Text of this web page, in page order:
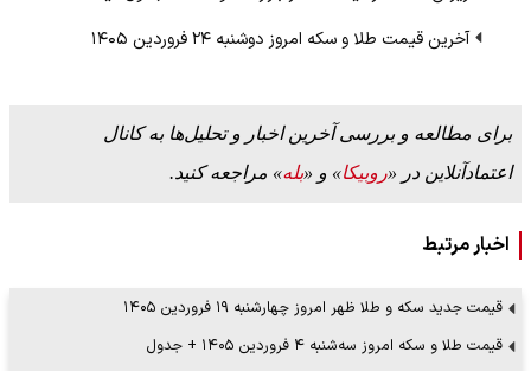
آخرین قیمت طلا و سکه امروز دوشنبه ۲۴ فروردین ۱۴۰۵
برای مطالعه و بررسی آخرین اخبار و تحلیل‌ها به کانال
اعتمادآنلاین در «روبیکا» و «بله» مراجعه کنید.
اخبار مرتبط
قیمت جدید سکه و طلا ظهر امروز چهارشنبه ۱۹ فروردین ۱۴۰۵
قیمت طلا و سکه امروز سه‌شنبه ۴ فروردین ۱۴۰۵ + جدول